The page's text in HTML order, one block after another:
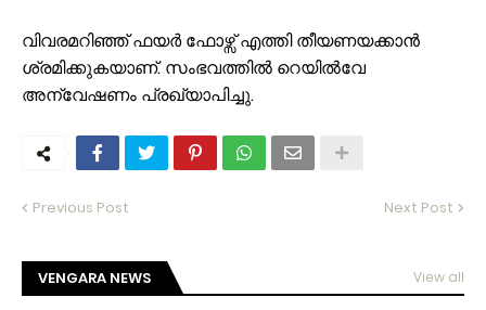
വിവരമറിഞ്ഞ് ഫയര്‍ ഫോ‍ഴ്സ് എത്തി തീയണയക്കാന്‍
ശ്രമിക്കുകയാണ്. സംഭവത്തില്‍ റെയില്‍വേ
അന്വേഷണം പ്രഖ്യാപിച്ചു.
Previous Post Next Post
VENGARA NEWS View all